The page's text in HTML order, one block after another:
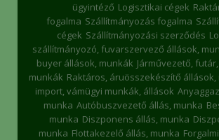
ügyintéző Logisztikai cégek
fogalma Szállítmányozás fogalma
cégek Szállítmányozási szerződés
szállítmányozó, fuvarszervező állások,
buyer állások, munkák Járművezető,
munkák Raktáros, áruösszekészítő állások,
import, vámügyi munkák, állások
munka Autóbuszvezető állás, munka
munka Diszponens állás, munka
munka Flottakezelő állás, munka